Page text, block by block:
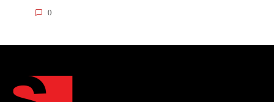
0